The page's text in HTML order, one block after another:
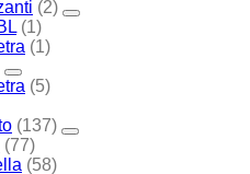
(2)
(1)
(1)
(5)
(137)
(77)
(58)